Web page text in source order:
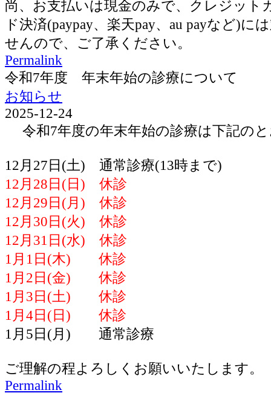
尚、お支払いは現金のみで、クレジット
ド決済(paypay、楽天pay、au payなど)に
せんので、ご了承ください。
Permalink
令和7年度 年末年始の診療について
お知らせ
2025-12-24
令和7年度の年末年始の診療は下記の
12月27日(土) 通常診療(13時まで)
12月28日(日) 休診
12月29日(月) 休診
12月30日(火) 休診
12月31日(水) 休診
1月1日(木) 休診
1月2日(金) 休診
1月3日(土) 休診
1月4日(日) 休診
1月5日(月) 通常診療
ご理解の程よろしくお願いいたします。
Permalink